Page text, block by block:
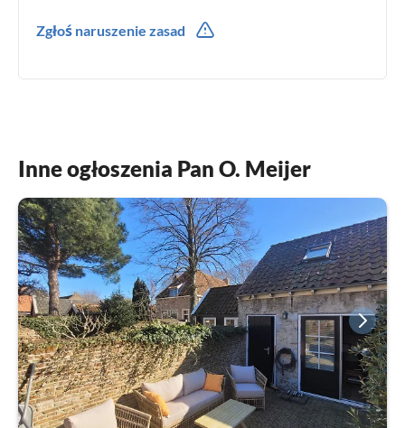
Zgłoś naruszenie zasad
Inne ogłoszenia Pan O. Meijer